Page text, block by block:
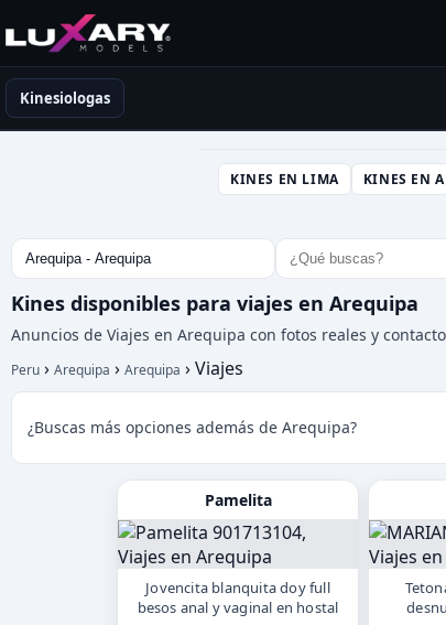
Kinesiólogas en Perú
Kinesiologas
KINES EN LIMA KINES EN
Kines disponibles para viajes en Arequipa
Anuncios de Viajes en Arequipa con fotos reales y
Peru › Arequipa › Arequipa ›Viajes
¿Buscas más opciones además de Arequipa?
Pamelita
Jovencita blanquita doy full
besos anal y vaginal en hostal